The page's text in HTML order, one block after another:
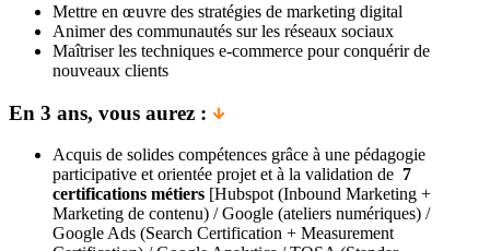
Mettre en œuvre des stratégies de marketing digital
Animer des communautés sur les réseaux sociaux
Maîtriser les techniques e-commerce pour conquérir de
nouveaux clients
En 3 ans, vous aurez :
Acquis de solides compétences grâce à une pédagogie
participative et orientée projet et à la validation de 7
certifications métiers [Hubspot (Inbound Marketing +
Marketing de contenu) / Google (ateliers numériques) /
Google Ads (Search Certification + Measurement